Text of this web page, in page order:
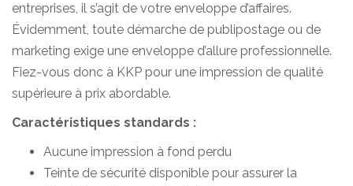
entreprises, il s’agit de votre enveloppe d’affaires.
Évidemment, toute démarche de publipostage ou de
marketing exige une enveloppe d’allure professionnelle.
Fiez-vous donc à KKP pour une impression de qualité
supérieure à prix abordable.
Caractéristiques standards :
Aucune impression à fond perdu
Teinte de sécurité disponible pour assurer la